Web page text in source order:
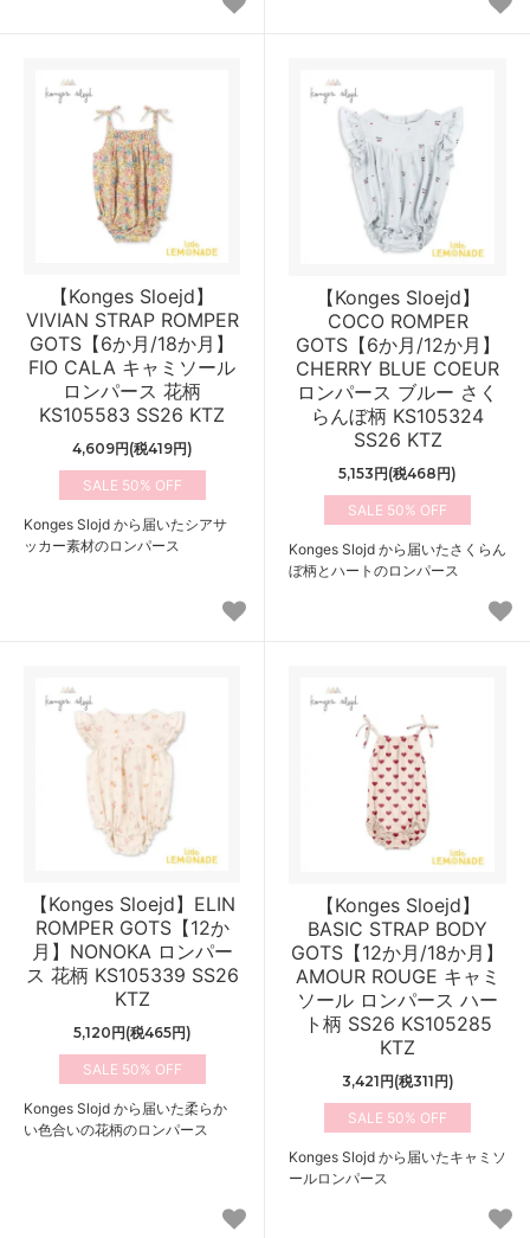
【Konges Sloejd】
VIVIAN STRAP ROMPER
GOTS【6か月/18か月】
FIO CALA キャミソール
ロンパース 花柄
KS105583 SS26 KTZ
4,609円(税419円)
50%
Konges Slojd から届いたシアサ
ッカー素材のロンパース
【Konges Sloejd】
COCO ROMPER
GOTS【6か月/12か月】
CHERRY BLUE COEUR
ロンパース ブルー さく
らんぼ柄 KS105324
SS26 KTZ
5,153円(税468円)
50%
Konges Slojd から届いたさくらん
ぼ柄とハートのロンパース
【Konges Sloejd】ELIN
ROMPER GOTS【12か
月】NONOKA ロンパー
ス 花柄 KS105339 SS26
KTZ
5,120円(税465円)
50%
Konges Slojd から届いた柔らか
い色合いの花柄のロンパース
【Konges Sloejd】
BASIC STRAP BODY
GOTS【12か月/18か月】
AMOUR ROUGE キャミ
ソール ロンパース ハー
ト柄 SS26 KS105285
KTZ
3,421円(税311円)
50%
Konges Slojd から届いたキャミソ
ールロンパース